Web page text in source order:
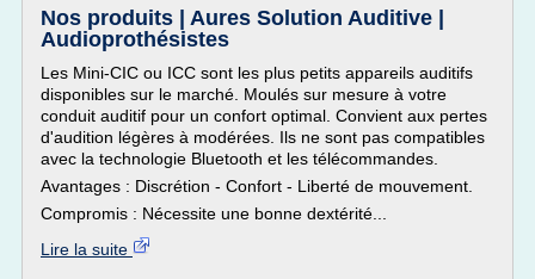
Nos produits | Aures Solution Auditive |
Audioprothésistes
Les Mini-CIC ou ICC sont les plus petits appareils auditifs
disponibles sur le marché. Moulés sur mesure à votre
conduit auditif pour un confort optimal. Convient aux pertes
d'audition légères à modérées. Ils ne sont pas compatibles
avec la technologie Bluetooth et les télécommandes.
Avantages : Discrétion - Confort - Liberté de mouvement.
Compromis : Nécessite une bonne dextérité...
Lire la suite